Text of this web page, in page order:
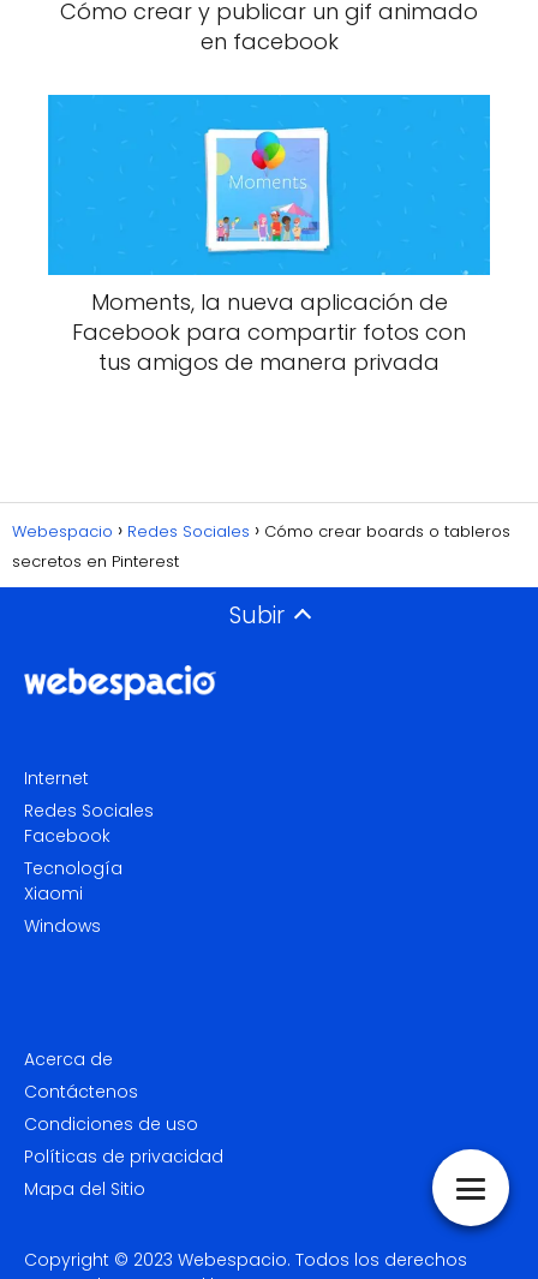
Cómo crear y publicar un gif animado
en facebook
Moments, la nueva aplicación de
Facebook para compartir fotos con
tus amigos de manera privada
Webespacio Redes Sociales
Cómo crear boards o tableros
secretos en Pinterest
Subir
Internet
Redes Sociales
Facebook
Tecnología
Xiaomi
Windows
Acerca de
Contáctenos
Condiciones de uso
Políticas de privacidad
Mapa del Sitio
Copyright © 2023 Webespacio. Todos los derechos